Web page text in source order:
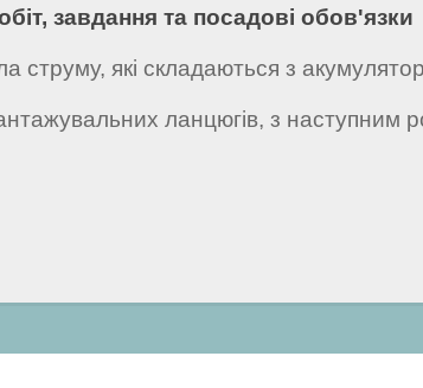
завдання та посадові обов'язки
струму, які складаються з
ланцюгів, з наступним